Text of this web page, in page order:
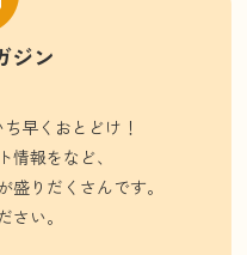
ジン
早くおとどけ！
情報をなど、
りだくさんです。
さい。